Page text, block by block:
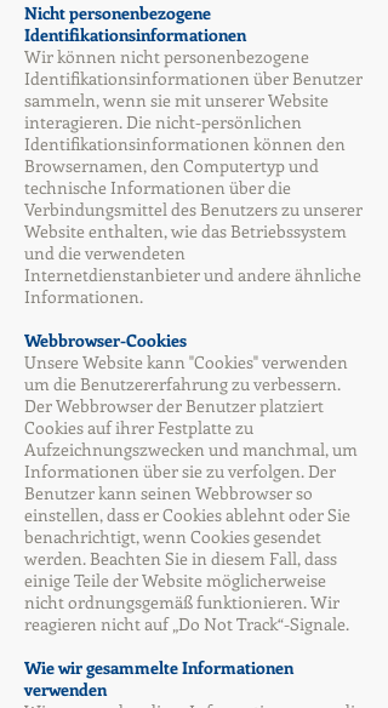
Nichtpersonenbezogene
Identifikationsinformationen
Wir können nicht personenbezogene
Identifikationsinformationen über Benutzer
sammeln, wenn sie mit unserer Website
interagieren. Die nicht-persönlichen
Identifikationsinformationen können den
Browsernamen, den Computertyp und
technische Informationen über die
Verbindungsmittel des Benutzers zu unserer
Website enthalten, wie das Betriebssystem
und die verwendeten
Internetdienstanbieter und andere ähnliche
Informationen.
Webbrowser-Cookies
Unsere Website kann "Cookies" verwenden
um die Benutzererfahrung zu verbessern.
Der Webbrowser der Benutzer platziert
Cookies auf ihrer Festplatte zu
Aufzeichnungszwecken und manchmal, um
Informationen über sie zu verfolgen. Der
Benutzer kann seinen Webbrowser so
einstellen, dass er Cookies ablehnt oder Sie
benachrichtigt, wenn Cookies gesendet
werden. Beachten Sie in diesem Fall, dass
einige Teile der Website möglicherweise
nicht ordnungsgemäß funktionieren. Wir
reagieren nicht auf „Do Not Track“-Signale.
Wie wir gesammelte Informationen
verwenden